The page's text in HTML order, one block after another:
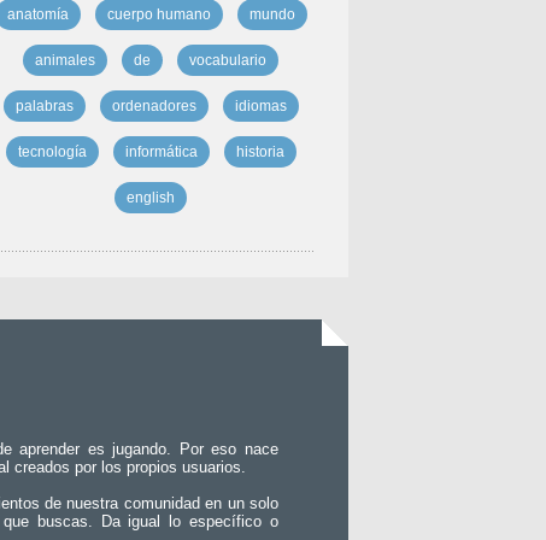
anatomía cuerpo humano mundo
animales de vocabulario
palabras ordenadores idiomas
tecnología informática historia
english
aprender es jugando. Por eso nace
creados por los propios usuarios.
de nuestra comunidad en un solo
buscas. Da igual lo específico o